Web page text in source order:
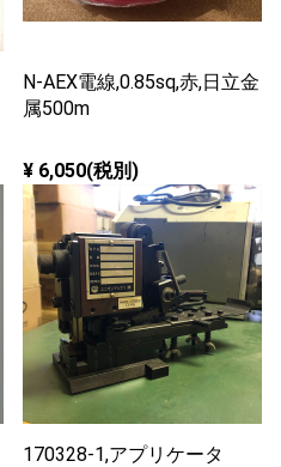
N-AEX電線,0.85sq,赤,日立金
属500m
¥ 6,050(税別)
170328-1,アプリケータ